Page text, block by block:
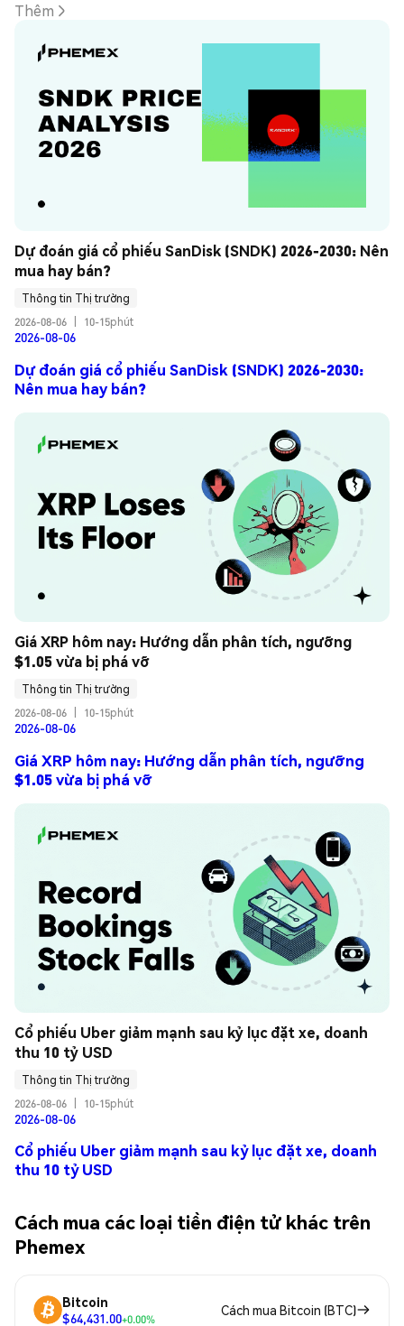
Thêm
Dự đoán giá cổ phiếu SanDisk (SNDK) 2026-2030: Nên
mua hay bán?
Thông tin Thị trường
2026-08-06
10-15phút
2026-08-06
Dự đoán giá cổ phiếu SanDisk (SNDK) 2026-2030:
Nên mua hay bán?
Giá XRP hôm nay: Hướng dẫn phân tích, ngưỡng
$1.05 vừa bị phá vỡ
Thông tin Thị trường
2026-08-06
10-15phút
2026-08-06
Giá XRP hôm nay: Hướng dẫn phân tích, ngưỡng
$1.05 vừa bị phá vỡ
Cổ phiếu Uber giảm mạnh sau kỷ lục đặt xe, doanh
thu 10 tỷ USD
Thông tin Thị trường
2026-08-06
10-15phút
2026-08-06
Cổ phiếu Uber giảm mạnh sau kỷ lục đặt xe, doanh
thu 10 tỷ USD
Cách mua các loại tiền điện tử khác trên
Phemex
Bitcoin
$64,431.00+0.00%
Cách mua Bitcoin (BTC)